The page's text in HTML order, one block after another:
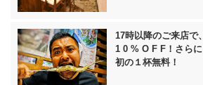
17時以降のご来店で
1 0 % O F F！さら
初の１杯無料！